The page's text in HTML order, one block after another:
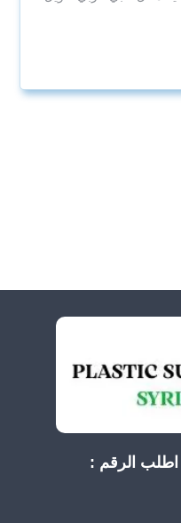
الرقم :